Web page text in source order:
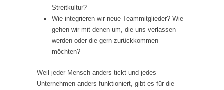
Streitkultur?
Wie integrieren wir neue Teammitglieder? Wie
gehen wir mit denen um, die uns verlassen
werden oder die gern zurückkommen
möchten?
Weil jeder Mensch anders tickt und jedes
Unternehmen anders funktioniert, gibt es für die